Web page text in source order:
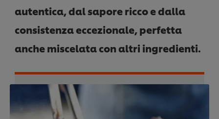
autentica, dal sapore ricco e dalla
consistenza eccezionale, perfetta
anche miscelata con altri ingredienti.